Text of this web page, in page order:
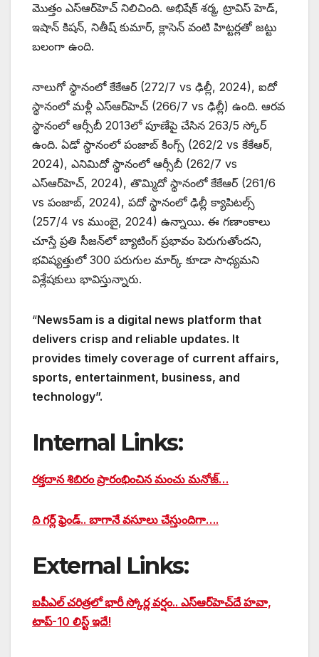
మొత్తం ఎస్‌ఆర్‌హెచ్ నిలిచింది. అభిషేక్ శర్మ, ట్రావిస్ హెడ్,
ఇషాన్ కిషన్, నితీష్ కుమార్, క్లాసెన్ వంటి హిట్టర్లతో జట్టు
బలంగా ఉంది.
నాలుగో స్థానంలో కేకేఆర్ (272/7 vs ఢిల్లీ, 2024), ఐదో
స్థానంలో మళ్లీ ఎస్‌ఆర్‌హెచ్ (266/7 vs ఢిల్లీ) ఉంది. ఆరవ
స్థానంలో ఆర్సీబీ 2013లో పూణేపై చేసిన 263/5 స్కోర్
ఉంది. ఏడో స్థానంలో పంజాబ్ కింగ్స్ (262/2 vs కేకేఆర్,
2024), ఎనిమిదో స్థానంలో ఆర్సీబీ (262/7 vs
ఎస్‌ఆర్‌హెచ్, 2024), తొమ్మిదో స్థానంలో కేకేఆర్ (261/6
vs పంజాబ్, 2024), పదో స్థానంలో ఢిల్లీ క్యాపిటల్స్
(257/4 vs ముంబై, 2024) ఉన్నాయి. ఈ గణాంకాలు
చూస్తే ప్రతి సీజన్‌లో బ్యాటింగ్ ప్రభావం పెరుగుతోందని,
భవిష్యత్తులో 300 పరుగుల మార్క్ కూడా సాధ్యమని
విశ్లేషకులు భావిస్తున్నారు.
“News5am is a digital news platform that
delivers crisp and reliable updates. It
provides timely coverage of current affairs,
sports, entertainment, business, and
technology”.
Internal Links:
రక్తదాన శిబిరం ప్రారంభించిన మంచు మనోజ్…
ది గర్ల్ ఫ్రెండ్.. బాగానే వసూలు చేస్తుందిగా….
External Links:
ఐపీఎల్ చరిత్రలో భారీ స్కోర్ల వర్షం.. ఎస్‌ఆర్‌హెచ్‌దే హవా,
టాప్-10 లిస్ట్ ఇదే!